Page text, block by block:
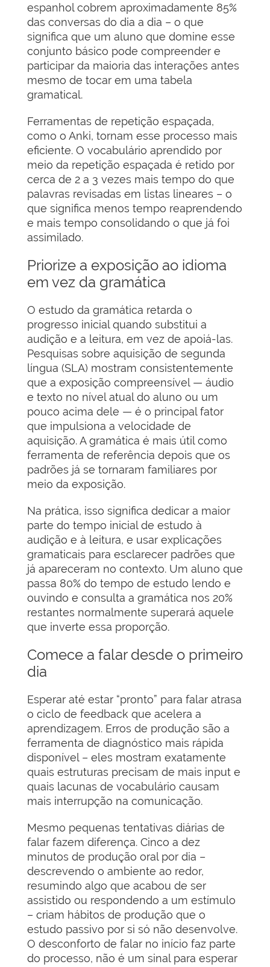
espanhol cobrem aproximadamente 85%
das conversas do dia a dia – o que
significa que um aluno que domine esse
conjunto básico pode compreender e
participar da maioria das interações antes
mesmo de tocar em uma tabela
gramatical.
Ferramentas de repetição espaçada,
como o Anki, tornam esse processo mais
eficiente. O vocabulário aprendido por
meio da repetição espaçada é retido por
cerca de 2 a 3 vezes mais tempo do que
palavras revisadas em listas lineares – o
que significa menos tempo reaprendendo
e mais tempo consolidando o que já foi
assimilado.
Priorize a exposição ao idioma
em vez da gramática
O estudo da gramática retarda o
progresso inicial quando substitui a
audição e a leitura, em vez de apoiá-las.
Pesquisas sobre aquisição de segunda
língua (SLA) mostram consistentemente
que a exposição compreensível — áudio
e texto no nível atual do aluno ou um
pouco acima dele — é o principal fator
que impulsiona a velocidade de
aquisição. A gramática é mais útil como
ferramenta de referência depois que os
padrões já se tornaram familiares por
meio da exposição.
Na prática, isso significa dedicar a maior
parte do tempo inicial de estudo à
audição e à leitura, e usar explicações
gramaticais para esclarecer padrões que
já apareceram no contexto. Um aluno que
passa 80% do tempo de estudo lendo e
ouvindo e consulta a gramática nos 20%
restantes normalmente superará aquele
que inverte essa proporção.
Comece a falar desde o primeiro
dia
Esperar até estar “pronto” para falar atrasa
o ciclo de feedback que acelera a
aprendizagem. Erros de produção são a
ferramenta de diagnóstico mais rápida
disponível – eles mostram exatamente
quais estruturas precisam de mais input e
quais lacunas de vocabulário causam
mais interrupção na comunicação.
Mesmo pequenas tentativas diárias de
falar fazem diferença. Cinco a dez
minutos de produção oral por dia –
descrevendo o ambiente ao redor,
resumindo algo que acabou de ser
assistido ou respondendo a um estímulo
– criam hábitos de produção que o
estudo passivo por si só não desenvolve.
O desconforto de falar no início faz parte
do processo, não é um sinal para esperar